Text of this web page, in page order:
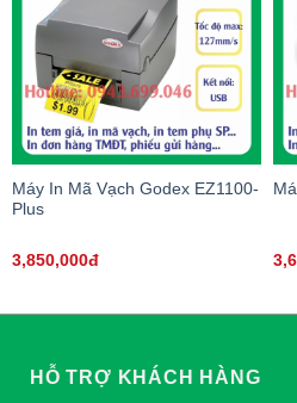
Máy In Mã Vạch Godex EZ1100-
Plus
3,850,000đ
HỖ TRỢ KHÁCH HÀNG